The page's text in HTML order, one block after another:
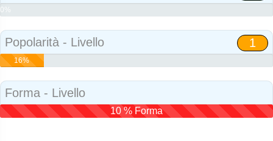
0%
Popolarità - Livello 1
16%
Forma - Livello
10 % Forma